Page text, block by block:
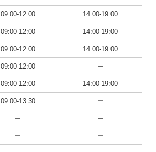
09:00-12:00 14:00-19:00
09:00-12:00 14:00-19:00
09:00-12:00 14:00-19:00
09:00-12:00 ー
09:00-12:00 14:00-19:00
09:00-13:30 ー
ー ー
ー ー